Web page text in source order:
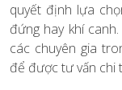
quyết định lựa
đứng hay khí
các chuyên gia
để được tư vấn chi